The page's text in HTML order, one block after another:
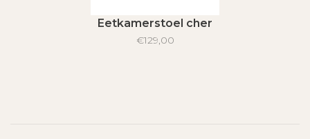
Eetkamerstoel cher
€129,00